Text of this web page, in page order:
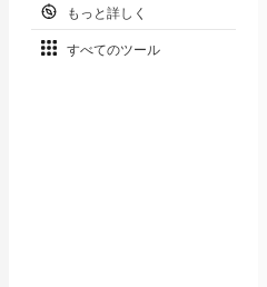
もっと詳しく
すべてのツール